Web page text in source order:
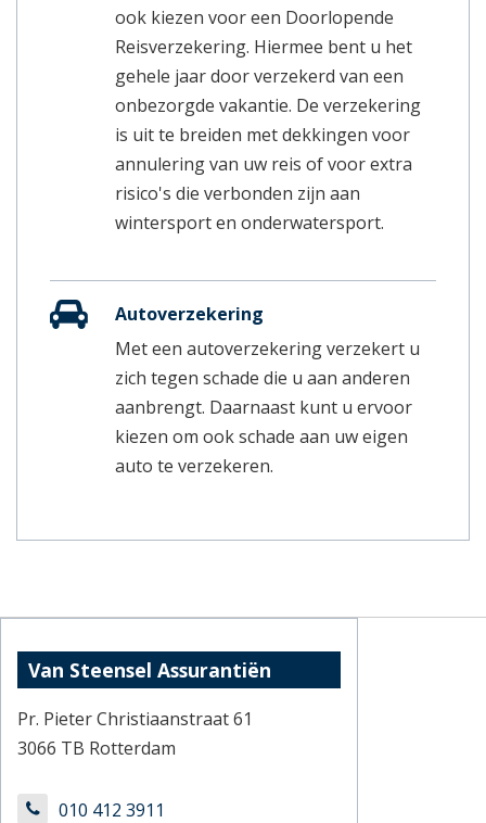
ook kiezen voor een Doorlopende
Reisverzekering. Hiermee bent u het
gehele jaar door verzekerd van een
onbezorgde vakantie. De verzekering
is uit te breiden met dekkingen voor
annulering van uw reis of voor extra
risico's die verbonden zijn aan
wintersport en onderwatersport.
Autoverzekering
Met een autoverzekering verzekert u
zich tegen schade die u aan anderen
aanbrengt. Daarnaast kunt u ervoor
kiezen om ook schade aan uw eigen
auto te verzekeren.
Van Steensel Assurantiën
Pr. Pieter Christiaanstraat 61
3066 TB Rotterdam
010 412 3911